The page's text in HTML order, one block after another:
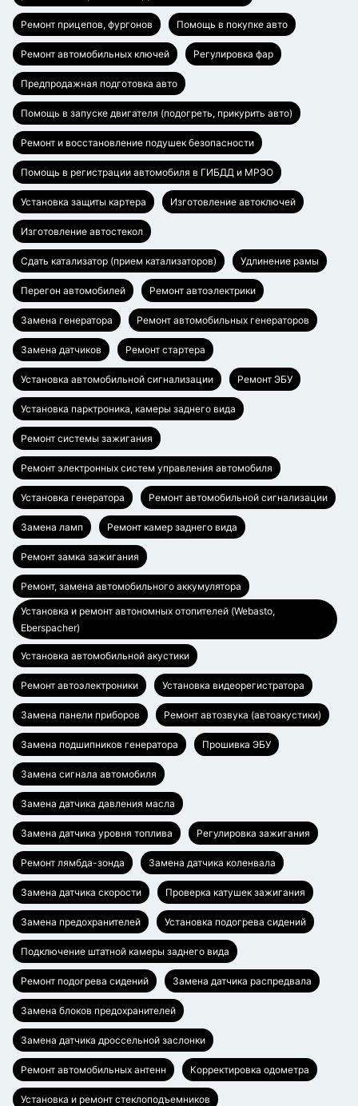
Ремонт прицепов, фургонов Помощь в покупке авто
Ремонт автомобильных ключей Регулировка фар
Предпродажная подготовка авто
Помощь в запуске двигателя (подогреть, прикурить авто)
Ремонт и восстановление подушек безопасности
Помощь в регистрации автомобиля в ГИБДД и МРЭО
Установка защиты картера Изготовление автоключей
Изготовление автостекол
Сдать катализатор (прием катализаторов) Удлинение рамы
Перегон автомобилей Ремонт автоэлектрики
Замена генератора Ремонт автомобильных генераторов
Замена датчиков Ремонт стартера
Установка автомобильной сигнализации Ремонт ЭБУ
Установка парктроника, камеры заднего вида
Ремонт системы зажигания
Ремонт электронных систем управления автомобиля
Установка генератора Ремонт автомобильной сигнализации
Замена ламп Ремонт камер заднего вида
Ремонт замка зажигания
Ремонт, замена автомобильного аккумулятора
Установка и ремонт автономных отопителей (Webasto,
Eberspacher)
Установка автомобильной акустики
Ремонт автоэлектроники Установка видеорегистратора
Замена панели приборов Ремонт автозвука (автоакустики)
Замена подшипников генератора Прошивка ЭБУ
Замена сигнала автомобиля
Замена датчика давления масла
Замена датчика уровня топлива Регулировка зажигания
Ремонт лямбда-зонда Замена датчика коленвала
Замена датчика скорости Проверка катушек зажигания
Замена предохранителей Установка подогрева сидений
Подключение штатной камеры заднего вида
Ремонт подогрева сидений Замена датчика распредвала
Замена блоков предохранителей
Замена датчика дроссельной заслонки
Ремонт автомобильных антенн Корректировка одометра
Установка и ремонт стеклоподъемников